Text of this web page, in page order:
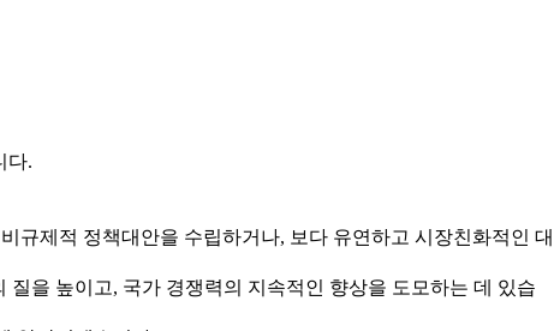
다.
규제적 정책대안을 수립하거나, 보다 유연하고 시장친화적인 대
을 높이고, 국가 경쟁력의 지속적인 향상을 도모하는 데 있습